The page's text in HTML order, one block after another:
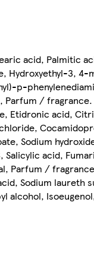
acid, Palmitic
Hydroxyethyl-3, 4-
p-
Parfum /
Etidronic acid,
Sodium
acid,
Parfum /
Sodium laureth
alcohol,